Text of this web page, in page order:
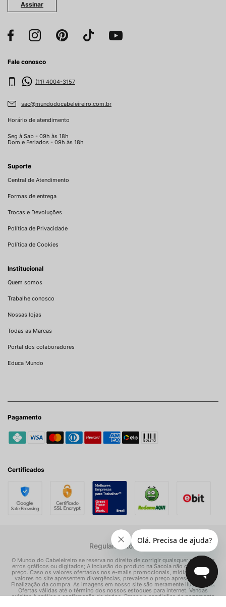
Assinar
Fale conosco
(11) 4004-3157
sac@mundodocabeleireiro.com.br
Horário de atendimento
Seg à Sab - 09h às 18h
Dom e Feriados - 09h às 18h
Suporte
Central de Atendimento
Formas de entrega
Trocas e Devoluções
Política de Privacidade
Política de Cookies
Institucional
Quem somos
Trabalhe conosco
Nossas lojas
Todas as Marcas
Portal dos colaboradores
Educa Mundo
Pagamento
Certificados
Regulamentos
O Mundo do Cabeleireiro se reserva no direito de corrigir quaisquer possíveis
erros gráficos ou digitados; A inclusão do produto na Sacola não garante seu
preço. Caso os valores ofertados nos e-mails promocionais, mídias sociais e
valores no site apresentem divergências, prevalece o preço apresentado na
Finalização da compra. As imagens em nosso site são meramente ilustrativas.
Ofertas válidas até o término dos nossos estoques para internet. Vendas
sujeitas à análise e confirmação de dados. Preços e condições de pagamento